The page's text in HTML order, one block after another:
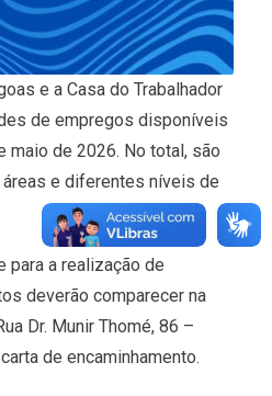
e a Casa do Trabalhador
de empregos disponíveis
maio de 2026. No total, são
e diferentes níveis de
para a realização de
deverão comparecer na
Dr. Munir Thomé, 86 –
de encaminhamento.